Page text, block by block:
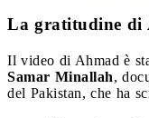
La gratitudine di
Il video di Ahmad è
Samar Minallah,
del Pakistan, che ha